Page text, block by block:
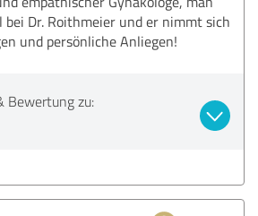
Dr. Roithmeier und er nimmt sich
und persönliche Anliegen!
Bewertung zu: